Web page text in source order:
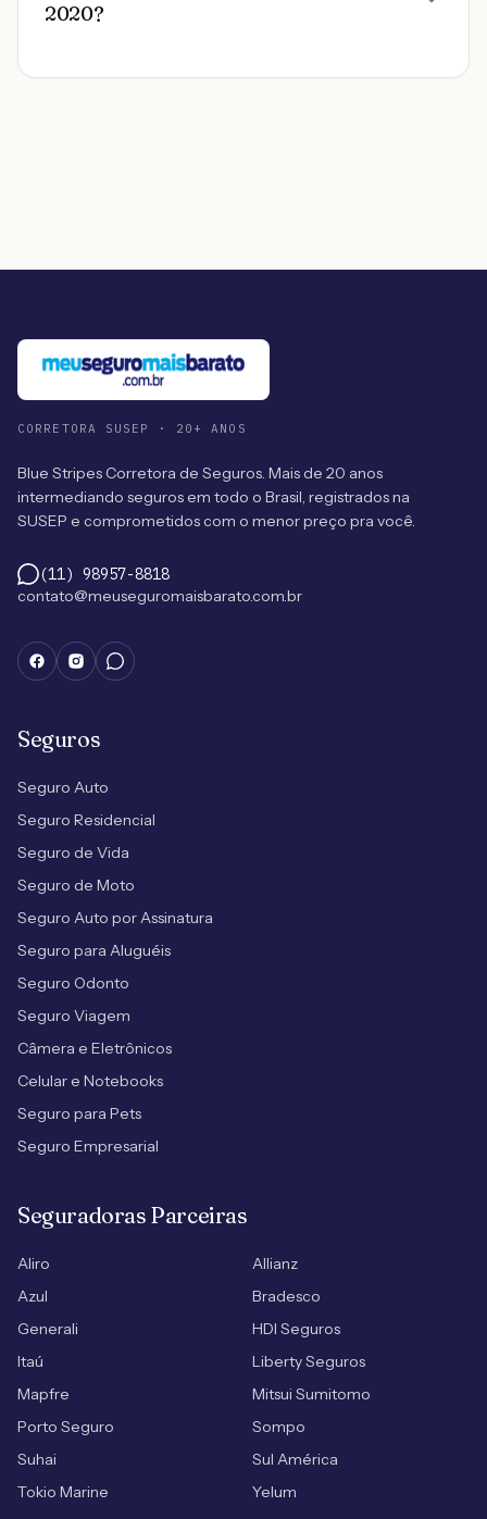
2020?
CORRETORA SUSEP · 20+ ANOS
Blue Stripes Corretora de Seguros. Mais de 20 anos
intermediando seguros em todo o Brasil, registrados na
SUSEP e comprometidos com o menor preço pra você.
(11) 98957-8818
contato@meuseguromaisbarato.com.br
Seguros
Seguro Auto
Seguro Residencial
Seguro de Vida
Seguro de Moto
Seguro Auto por Assinatura
Seguro para Aluguéis
Seguro Odonto
Seguro Viagem
Câmera e Eletrônicos
Celular e Notebooks
Seguro para Pets
Seguro Empresarial
Seguradoras Parceiras
Aliro
Allianz
Azul
Bradesco
Generali
HDI Seguros
Itaú
Liberty Seguros
Mapfre
Mitsui Sumitomo
Porto Seguro
Sompo
Suhai
Sul América
Tokio Marine
Yelum